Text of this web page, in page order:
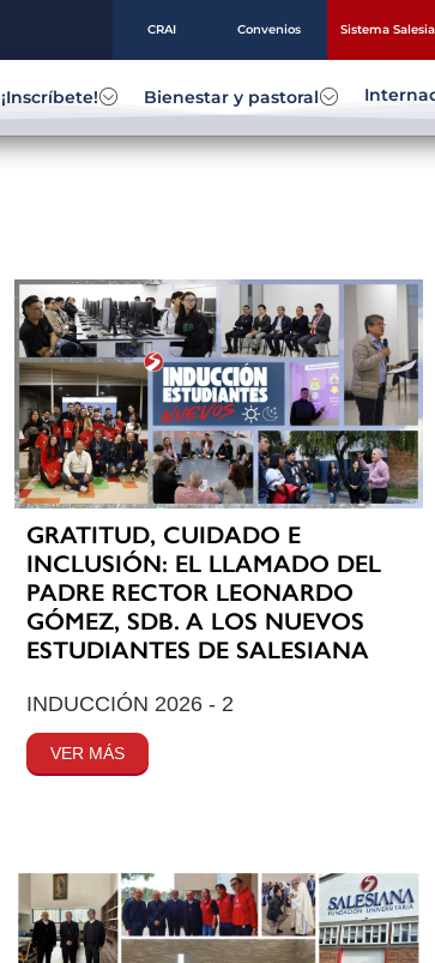
CRAI Convenios Sistema
¡Inscríbete! Bienestar y pastoral
GRATITUD, CUIDADO E
INCLUSIÓN: EL LLAMADO DEL
PADRE RECTOR LEONARDO
GÓMEZ, SDB. A LOS NUEVOS
ESTUDIANTES DE SALESIANA
INDUCCIÓN 2026 - 2
VER MÁS